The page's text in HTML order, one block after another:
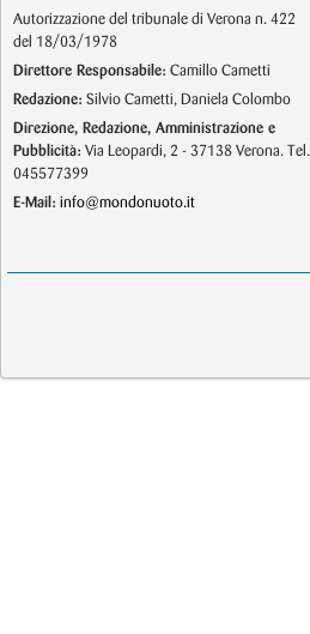
Autorizzazione del tribunale di Verona n. 422
del 18/03/1978
Direttore Responsabile: Camillo Cametti
Redazione: Silvio Cametti, Daniela Colombo
Direzione, Redazione, Amministrazione e
Pubblicità: Via Leopardi, 2 - 37138 Verona. Tel.
045577399
E-Mail: info@mondonuoto.it